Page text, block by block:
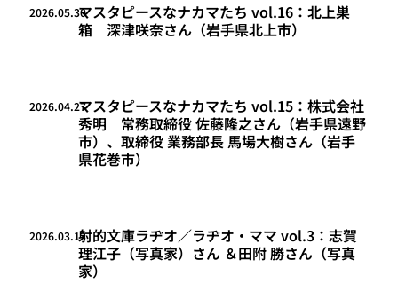
2026.05.30マスタピースなナカマたち vol.16：北上巣
箱 深津咲奈さん（岩手県北上市）
2026.04.27マスタピースなナカマたち vol.15：株式会社
秀明 常務取締役 佐藤隆之さん（岩手県遠野
市）、取締役 業務部長 馬場大樹さん（岩手
県花巻市）
2026.03.13射的文庫ラヂオ／ラヂオ・ママ vol.3：志賀
理江子（写真家）さん ＆田附 勝さん（写真
家）